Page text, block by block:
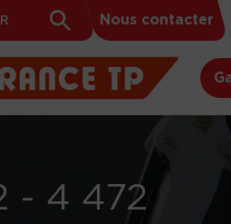
Search
Button
Nous contacter
- 4 472